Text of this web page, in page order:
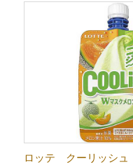
ロッテ クーリッシ